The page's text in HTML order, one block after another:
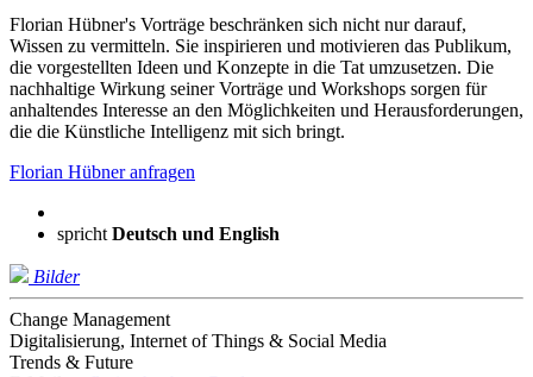
Florian Hübner's Vorträge beschränken sich nicht nur darauf,
Wissen zu vermitteln. Sie inspirieren und motivieren das Publikum,
die vorgestellten Ideen und Konzepte in die Tat umzusetzen. Die
nachhaltige Wirkung seiner Vorträge und Workshops sorgen für
anhaltendes Interesse an den Möglichkeiten und Herausforderungen,
die die Künstliche Intelligenz mit sich bringt.
Florian Hübner anfragen
sprichtDeutsch und English
Bilder
Change Management
Digitalisierung, Internet of Things & Social Media
Trends & Future